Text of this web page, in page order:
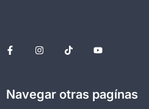
Navegar otras pagínas